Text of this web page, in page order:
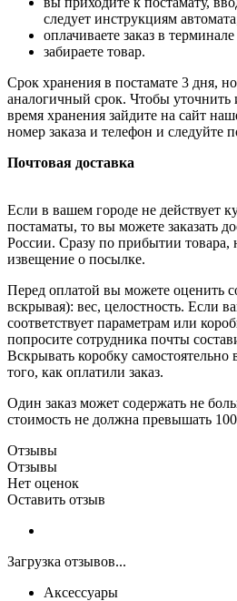
следует инструкциям
оплачиваете заказ в
забираете товар.
Срок хранения в постамате 3 дня,
аналогичный срок. Чтобы
время хранения зайдите на сайт
номер заказа и телефон и следуйте
Почтовая доставка
Если в вашем городе не действует
постаматы, то вы можете заказать
России. Сразу по прибытии товара,
извещение о посылке.
Перед оплатой вы можете оценить
вскрывая): вес, целостность. Если
соответствует параметрам или
попросите сотрудника почты
Вскрывать коробку самостоятельно
того, как оплатили заказ.
Один заказ может содержать не
стоимость не должна превышать
Отзывы
Отзывы
Нет оценок
Оставить отзыв
Загрузка отзывов...
Аксессуары